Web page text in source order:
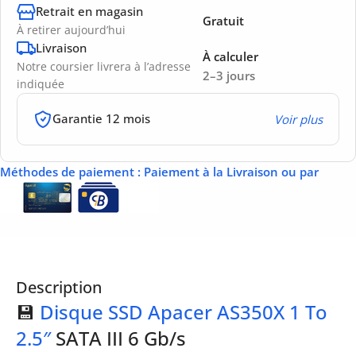
Retrait en magasin
À retirer aujourd’hui
Gratuit
Livraison
Notre coursier livrera à l’adresse
indiquée
2–3 jours
À calculer
Garantie 12 mois Voir plus
Méthodes de paiement : Paiement à la Livraison ou par
Description
💾 Disque SSD Apacer AS350X 1 To
2.5″SATA III 6 Gb/s